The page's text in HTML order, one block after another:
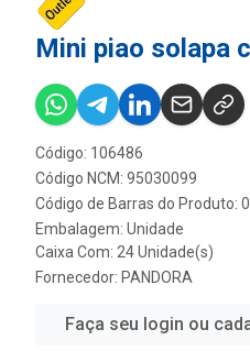
Mini piao solapa
Código: 106486
Código NCM: 95030099
Código de Barras do Produto:
Embalagem: Unidade
Caixa Com: 24 Unidade(s)
Fornecedor: PANDORA
Faça seu login ou